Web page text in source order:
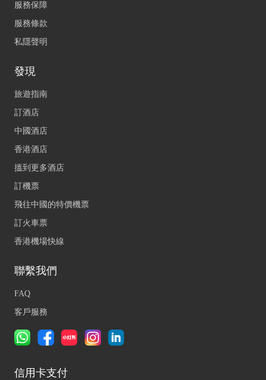
服務保障
服務條款
私隱聲明
發現
旅遊指南
訂酒店
中國酒店
香港酒店
搵到更多酒店
訂機票
飛往中國的特價機票
訂火車票
香港機場快線
聯繫我們
FAQ
客戶服務
信用卡支付